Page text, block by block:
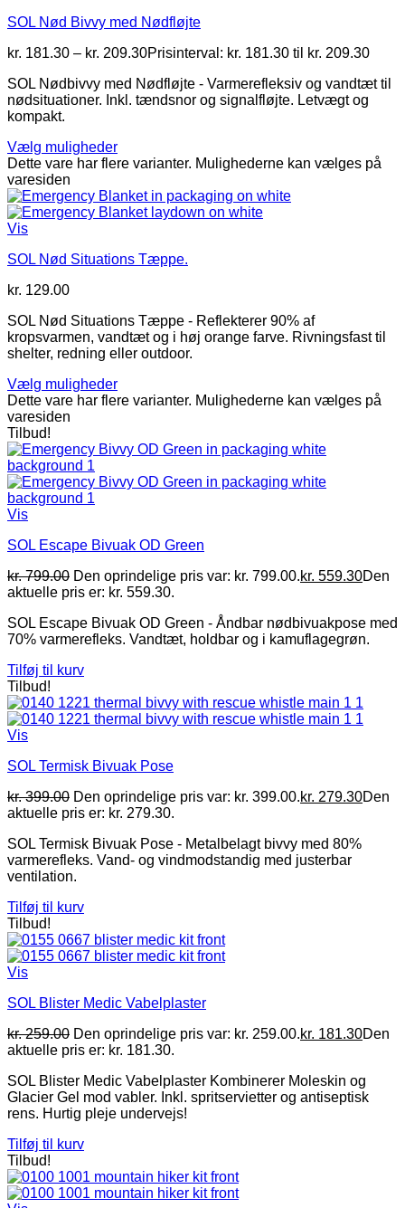
SOL Nød Bivvy med Nødfløjte
kr. 181.30 – kr. 209.30Prisinterval: kr. 181.30 til kr. 209.30
SOL Nødbivvy med Nødfløjte - Varmerefleksiv og vandtæt til
nødsituationer. Inkl. tændsnor og signalfløjte. Letvægt og
kompakt.
Vælg muligheder
Dette vare har flere varianter. Mulighederne kan vælges på
varesiden
Vis
SOL Nød Situations Tæppe.
kr. 129.00
SOL Nød Situations Tæppe - Reflekterer 90% af
kropsvarmen, vandtæt og i høj orange farve. Rivningsfast til
shelter, redning eller outdoor.
Vælg muligheder
Dette vare har flere varianter. Mulighederne kan vælges på
varesiden
Tilbud!
Vis
SOL Escape Bivuak OD Green
kr.799.00 Den oprindelige pris var: kr. 799.00.kr. 559.30Den
aktuelle pris er: kr. 559.30.
SOL Escape Bivuak OD Green - Åndbar nødbivuakpose med
70% varmerefleks. Vandtæt, holdbar og i kamuflagegrøn.
Tilføj til kurv
Tilbud!
Vis
SOL Termisk Bivuak Pose
kr.399.00 Den oprindelige pris var: kr. 399.00.kr. 279.30Den
aktuelle pris er: kr. 279.30.
SOL Termisk Bivuak Pose - Metalbelagt bivvy med 80%
varmerefleks. Vand- og vindmodstandig med justerbar
ventilation.
Tilføj til kurv
Tilbud!
Vis
SOL Blister Medic Vabelplaster
kr.259.00 Den oprindelige pris var: kr. 259.00.kr. 181.30Den
aktuelle pris er: kr. 181.30.
SOL Blister Medic Vabelplaster Kombinerer Moleskin og
Glacier Gel mod vabler. Inkl. spritservietter og antiseptisk
rens. Hurtig pleje undervejs!
Tilføj til kurv
Tilbud!